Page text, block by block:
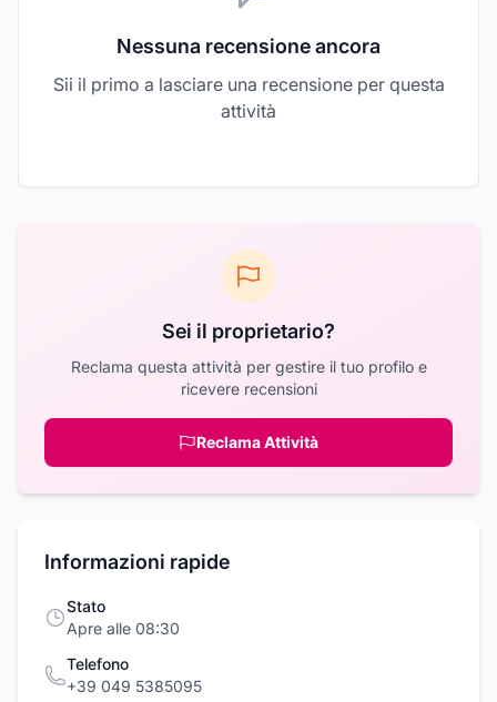
Nessuna recensione ancora
Sii il primo a lasciare una recensione per questa
attività
Sei il proprietario?
Reclama questa attività per gestire il tuo profilo e
ricevere recensioni
Reclama Attività
Informazioni rapide
Stato
Apre alle 08:30
Telefono
+39 049 5385095